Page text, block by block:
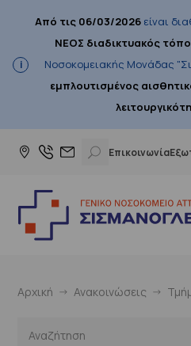
Από τις 06/03/2026είναι
ΝΕΟΣ διαδικτυακός
Νοσοκομειακής Μονάδας
εμπλουτισμένος
Επικοινωνία
Αρχική Ανακοινώσεις